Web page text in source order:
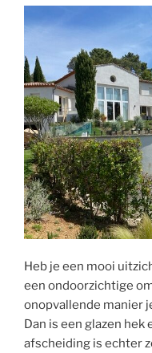
Heb je een mooi
een ondoorzichtige
onopvallende manier
Dan is een glazen hek
afscheiding is echter